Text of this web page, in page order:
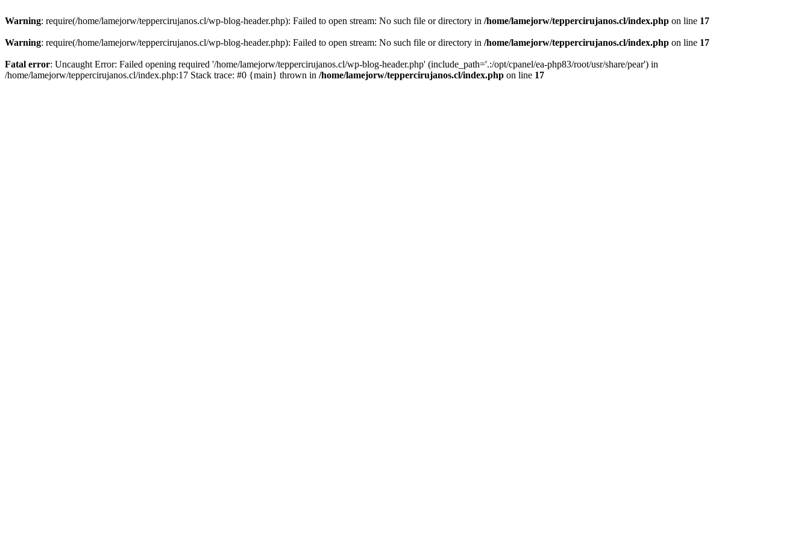
Warning: require(/home/lamejorw/teppercirujanos.cl/wp-blog-header.php): Failed to open stream: No such file or directory in /home/lamejorw/teppercirujanos.cl/index.php on line 17
Warning: require(/home/lamejorw/teppercirujanos.cl/wp-blog-header.php): Failed to open stream: No such file or directory in /home/lamejorw/teppercirujanos.cl/index.php on line 17
Fatal error: Uncaught Error: Failed opening required '/home/lamejorw/teppercirujanos.cl/wp-blog-header.php' (include_path='.:/opt/cpanel/ea-php83/root/usr/share/pear') in
/home/lamejorw/teppercirujanos.cl/index.php:17 Stack trace: #0 {main} thrown in /home/lamejorw/teppercirujanos.cl/index.php on line 17